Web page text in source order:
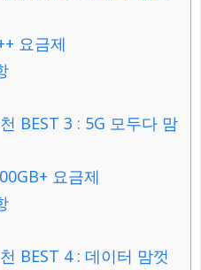
요금제
BEST 3 : 5G 모두다 맘
요금제
BEST 4 : 데이터 맘껏